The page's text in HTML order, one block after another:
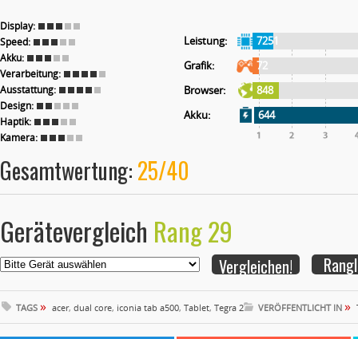
Display:
Speed:
Akku:
Verarbeitung:
Ausstattung:
Design:
Haptik:
Kamera:
Leistung:
7251
Grafik:
72
Browser:
848
Akku:
644
Gesamtwertung:25/40
Gerätevergleich Rang 29
TAGS » acer, dual core, iconia tab a500, Tablet, Tegra 2 VERÖFFENTLICHT IN »